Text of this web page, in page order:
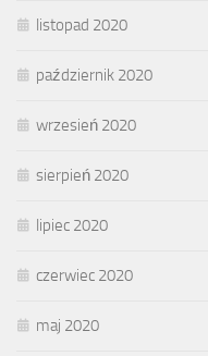
listopad 2020
październik 2020
wrzesień 2020
sierpień 2020
lipiec 2020
czerwiec 2020
maj 2020